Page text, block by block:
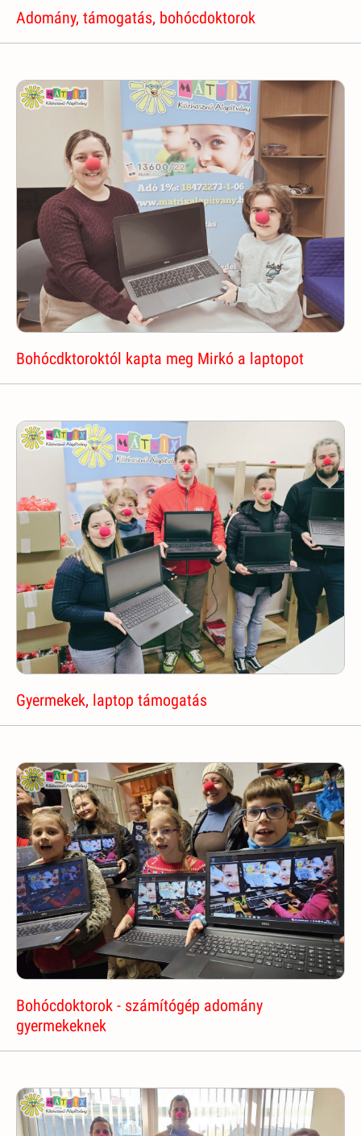
Adomány, támogatás, bohócdoktorok
Bohócdktoroktól kapta meg Mirkó a laptopot
Gyermekek, laptop támogatás
Bohócdoktorok - számítógép adomány
gyermekeknek